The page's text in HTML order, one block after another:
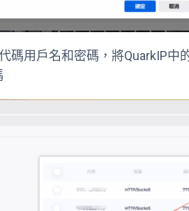
碼用戶名和密碼，將QuarkIP中